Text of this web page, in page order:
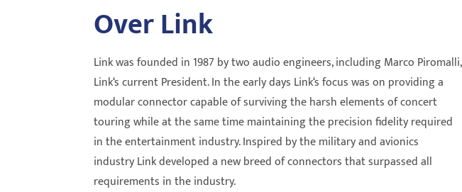
Over Link
Link was founded in 1987 by two audio engineers, including Marco Piromalli,
Link‘s current President. In the early days Link‘s focus was on providing a
modular connector capable of surviving the harsh elements of concert
touring while at the same time maintaining the precision fidelity required
in the entertainment industry. Inspired by the military and avionics
industry Link developed a new breed of connectors that surpassed all
requirements in the industry.